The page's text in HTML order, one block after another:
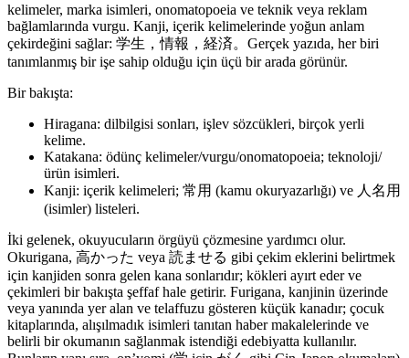
kelimeler, marka isimleri, onomatopoeia ve teknik veya reklam
bağlamlarında vurgu. Kanji, içerik kelimelerinde yoğun anlam
çekirdeğini sağlar: 学生，情報，経済。Gerçek yazıda, her biri
tanımlanmış bir işe sahip olduğu için üçü bir arada görünür.
Bir bakışta:
Hiragana: dilbilgisi sonları, işlev sözcükleri, birçok yerli
kelime.
Katakana: ödünç kelimeler/vurgu/onomatopoeia; teknoloji/
ürün isimleri.
Kanji: içerik kelimeleri; 常用 (kamu okuryazarlığı) ve 人名用
(isimler) listeleri.
İki gelenek, okuyucuların örgüyü çözmesine yardımcı olur.
Okurigana, 高かった veya 読ませる gibi çekim eklerini belirtmek
için kanjiden sonra gelen kana sonlarıdır; kökleri ayırt eder ve
çekimleri bir bakışta şeffaf hale getirir. Furigana, kanjinin üzerinde
veya yanında yer alan ve telaffuzu gösteren küçük kanadır; çocuk
kitaplarında, alışılmadık isimleri tanıtan haber makalelerinde ve
belirli bir okumanın sağlanmak istendiği edebiyatta kullanılır.